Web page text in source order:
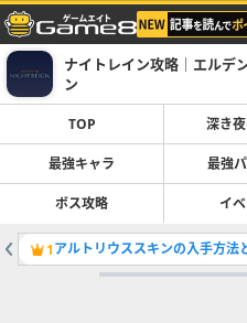
ナイトレイン攻略｜エルデ
ン
TOP 深き
最強キャラ 最強
ボス攻略 イ
1アルトリウススキンの入手方法